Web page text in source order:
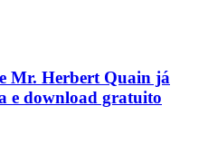
Mr. Herbert Quain já
e download gratuito